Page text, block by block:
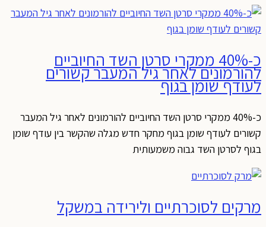
כ-40% ממקרי סרטן השד החיוביים
להורמונים לאחר גיל המעבר קשורים
לעודף שומן בגוף
כ-40% ממקרי סרטן השד החיוביים להורמונים לאחר גיל המעבר
קשורים לעודף שומן בגוף מחקר חדש מגלה שהקשר בין עודף שומן
בגוף לסרטן השד גבוה משמעותית
מרקים לסוכרתיים ולירידה במשקל